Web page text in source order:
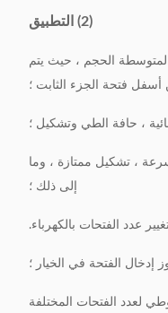
(2) التطبيق
الحجم ، حيث يتم
أسفل فتحة الجزء الثابت ؛
، حافة الطي وتشكيل ؛
، تشكيل ممتازة ، وما
إلى ذلك ؛
عدد الفتحات بالكهرباء.
إدخال الفتحة في الخيار ؛
لعدد الفتحات المختلفة